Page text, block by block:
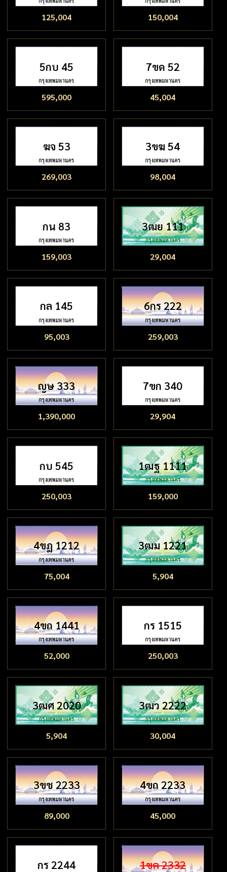
125,004 150,004
5กบ 45
595,000
7ขด 52
45,004
ฆจ 53
269,003
3ขฆ 54
98,004
กน 83
159,003
3ฒย 111
29,004
กล 145
95,003
6กร 222
259,003
ญษ 333
1,390,000
7ขก 340
29,904
กบ 545
250,003
1ฒฐ 1111
159,000
4ขฎ 1212
75,004
3ฒม 1221
5,904
4ขถ 1441
52,000
กร 1515
250,003
3ฒศ 2020
5,904
3ฒว 2222
30,004
3ขช 2233
89,000
4ขถ 2233
45,000
กร 2244 1ขค 2332